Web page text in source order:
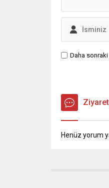
Daha sonraki
Henüz yorum